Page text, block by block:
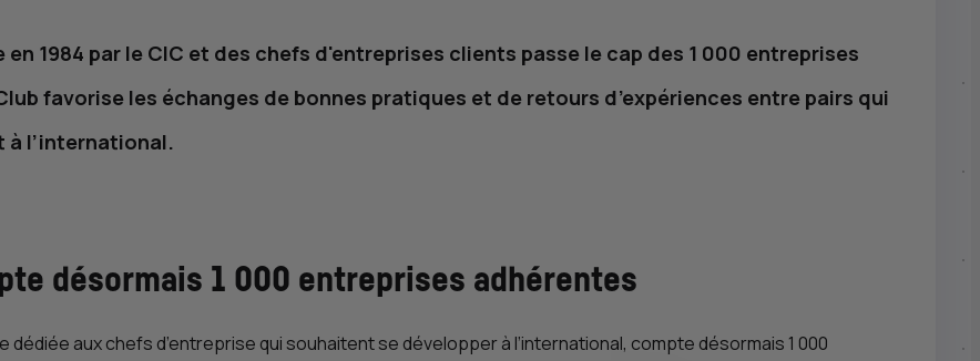
1984 par le CIC et des chefs d'entreprises clients passe le cap des 1 000 entreprises
favorise les échanges de bonnes pratiques et de retours d’expériences entre pairs qui
à l’international.
désormais 1 000 entreprises adhérentes
dédiée aux chefs d’entreprise qui souhaitent se développer à l’international, compte désormais 1 000